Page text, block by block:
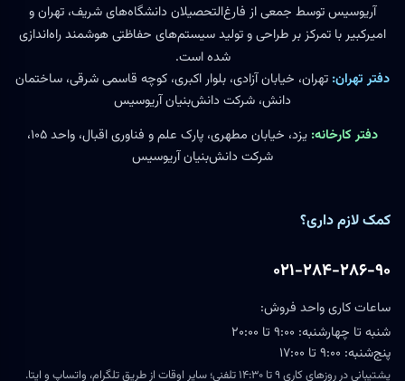
آریوسیس توسط جمعی از فارغ‌التحصیلان دانشگاه‌های شریف، تهران و
امیرکبیر با تمرکز بر طراحی و تولید سیستم‌های حفاظتی هوشمند راه‌اندازی
شده است.
دفتر تهران: تهران، خیابان آزادی، بلوار اکبری، کوچه قاسمی شرقی، ساختمان
دانش، شرکت دانش‌بنیان آریوسیس
دفتر کارخانه:
یزد، خیابان مطهری، پارک علم و فناوری اقبال، واحد ۱۰۵،
شرکت دانش‌بنیان آریوسیس
کمک لازم داری؟
۰۲۱-۲۸۴-۲۸۶-۹۰
ساعات کاری واحد فروش:
شنبه تا چهارشنبه: ۹:۰۰ تا ۲۰:۰۰
پنج‌شنبه: ۹:۰۰ تا ۱۷:۰۰
پشتیبانی در روزهای کاری ۹ تا ۱۴:۳۰ تلفنی؛ سایر اوقات از طریق تلگرام، واتساپ و ایتا.